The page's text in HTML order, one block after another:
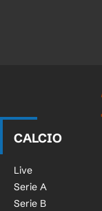
CALCIO
Live
Serie A
Serie B